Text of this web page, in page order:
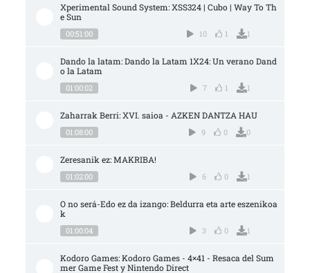
Xperimental Sound System: XSS324 | Cubo | Way To Th
e Sun
00:51:00 10 1 1
Dando la latam: Dando la Latam 1X24: Un verano Dand
o la Latam
01:00:02 7 1 1
Zaharrak Berri: XVI. saioa - AZKEN DANTZA HAU
01:08:00 9 0 0
Zeresanik ez: MAKRIBA!
01:02:00 6 0 1
O no será-Edo ez da izango: Beldurra eta arte eszenikoa
k
01:00:04 3 0 1
Kodoro Games: Kodoro Games - 4×41 - Resaca del Sum
mer Game Fest y Nintendo Direct